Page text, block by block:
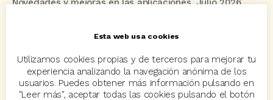
Novedades y mejoras en las aplicaciones. Julio 2026
mundo mejor”
8 julio, 2026
Esta web usa cookies
Utilizamos cookies propias y de terceros para mejorar tu
experiencia analizando la navegación anónima de los
usuarios. Puedes obtener más información pulsando en
"Leer más", aceptar todas las cookies pulsando el botón